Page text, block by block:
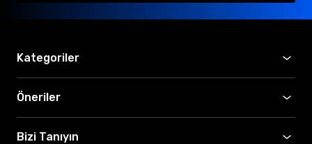
Kategoriler
Öneriler
Bizi Tanıyın